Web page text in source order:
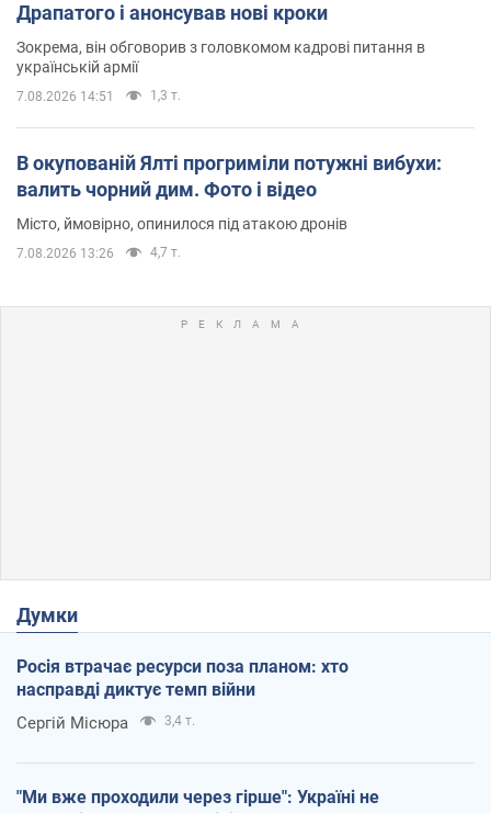
Драпатого і анонсував нові кроки
Зокрема, він обговорив з головкомом кадрові питання в
українській армії
7.08.2026 14:51 1,3 т.
В окупованій Ялті прогриміли потужні вибухи:
валить чорний дим. Фото і відео
Місто, ймовірно, опинилося під атакою дронів
7.08.2026 13:26 4,7 т.
Думки
Росія втрачає ресурси поза планом: хто
насправді диктує темп війни
Сергій Місюра 3,4 т.
"Ми вже проходили через гірше": Україні не